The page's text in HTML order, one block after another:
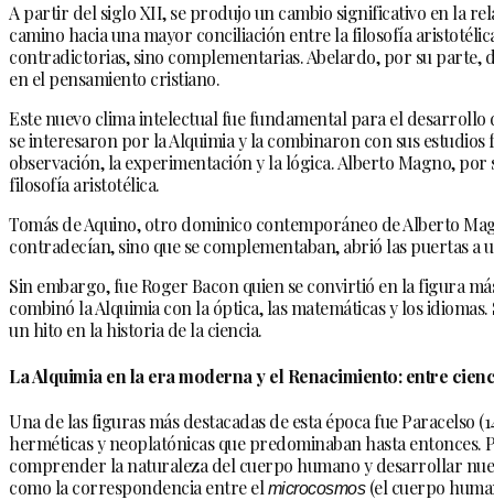
A partir del siglo XII, se produjo un cambio significativo en la
camino hacia una mayor conciliación entre la filosofía
contradictorias, sino complementarias. Abelardo, por su
en el pensamiento cristiano.
Este nuevo clima intelectual fue fundamental para el desarrollo
se interesaron por la Alquimia y la combinaron con sus
observación, la experimentación y la lógica. Alberto Magno,
filosofía aristotélica.
Tomás de Aquino, otro dominico contemporáneo de Alberto
contradecían, sino que se complementaban, abrió las puertas a
Sin embargo, fue Roger Bacon quien se convirtió en la figura
combinó la Alquimia con la óptica, las matemáticas y los
un hito en la historia de la ciencia.
La Alquimia en la era moderna y el Renacimiento: entre
Una de las figuras más destacadas de esta época fue Paracelso
herméticas y neoplatónicas que predominaban hasta entonces.
comprender la naturaleza del cuerpo humano y desarrollar
como la correspondencia entre elmicrocosmos(el cuerpo